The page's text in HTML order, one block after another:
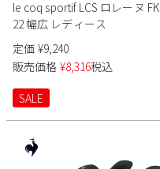
le coq sportif LCS ロレーヌ FK
22 幅広 レディース
定価 ¥9,240
販売価格 ¥8,316税込
SALE